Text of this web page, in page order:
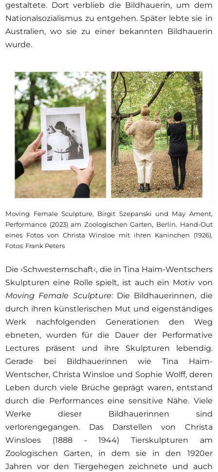
gestaltete. Dort verblieb die Bildhauerin, um dem
Nationalsozialismus zu entgehen. Später lebte sie in
Australien, wo sie zu einer bekannten Bildhauerin
wurde.
Moving Female Sculpture, Birgit Szepanski und May Ament,
Performance (2023) am Zoologischen Garten, Berlin. Hand-Out
eines Fotos von Christa Winsloe mit ihren Kaninchen (1926).
Fotos: Frank Peters
Die ›Schwesternschaft‹, die in Tina Haim-Wentschers
Skulpturen eine Rolle spielt, ist auch ein Motiv von
Moving Female Sculpture: Die Bildhauerinnen, die
durch ihren künstlerischen Mut und eigenständiges
Werk nachfolgenden Generationen den Weg
ebneten, wurden für die Dauer der Performative
Lectures präsent und ihre Skulpturen lebendig.
Gerade bei Bildhauerinnen wie Tina Haim-
Wentscher, Christa Winsloe und Sophie Wolff, deren
Leben durch viele Brüche geprägt waren, entstand
durch die Performances eine sensitive Nähe. Viele
Werke dieser Bildhauerinnen sind
verlorengegangen. Das Darstellen von Christa
Winsloes (1888 - 1944) Tierskulpturen am
Zoologischen Garten, in dem sie in den 1920er
Jahren vor den Tiergehegen zeichnete und auch